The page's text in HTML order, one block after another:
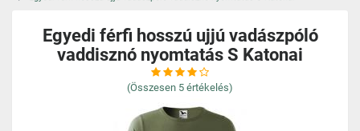
Egyedi férfi hosszú ujjú vadászpóló
vaddisznó nyomtatás S Katonai
(Összesen 5 értékelés)